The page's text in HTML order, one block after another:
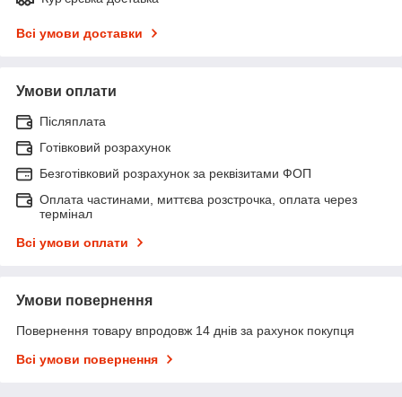
Всі умови доставки
Умови оплати
Післяплата
Готівковий розрахунок
Безготівковий розрахунок за реквізитами ФОП
Оплата частинами, миттєва розстрочка, оплата через
термінал
Всі умови оплати
Умови повернення
Повернення товару впродовж 14 днів за рахунок покупця
Всі умови повернення